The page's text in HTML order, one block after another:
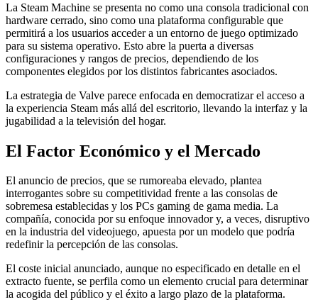
La Steam Machine se presenta no como una consola tradicional con
hardware cerrado, sino como una plataforma configurable que
permitirá a los usuarios acceder a un entorno de juego optimizado
para su sistema operativo. Esto abre la puerta a diversas
configuraciones y rangos de precios, dependiendo de los
componentes elegidos por los distintos fabricantes asociados.
La estrategia de Valve parece enfocada en democratizar el acceso a
la experiencia Steam más allá del escritorio, llevando la interfaz y la
jugabilidad a la televisión del hogar.
El Factor Económico y el Mercado
El anuncio de precios, que se rumoreaba elevado, plantea
interrogantes sobre su competitividad frente a las consolas de
sobremesa establecidas y los PCs gaming de gama media. La
compañía, conocida por su enfoque innovador y, a veces, disruptivo
en la industria del videojuego, apuesta por un modelo que podría
redefinir la percepción de las consolas.
El coste inicial anunciado, aunque no especificado en detalle en el
extracto fuente, se perfila como un elemento crucial para determinar
la acogida del público y el éxito a largo plazo de la plataforma.